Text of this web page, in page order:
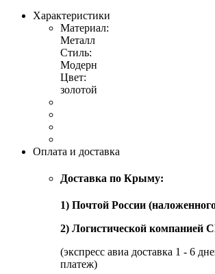
Характеристики
Материал:
Металл
Стиль:
Модерн
Цвет:
золотой
Оплата и доставка
Доставка по Крыму:
1) Почтой России
2) Логистической компанией
(экспресс авиа доставка 1 - 6
платеж)